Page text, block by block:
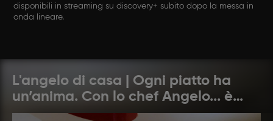
disponibili in streaming su discovery+ subito dopo la messa in
onda lineare.
L'angelo di casa | Ogni piatto ha
un’anima. Con lo chef Angelo... è
amore ad ogni morso